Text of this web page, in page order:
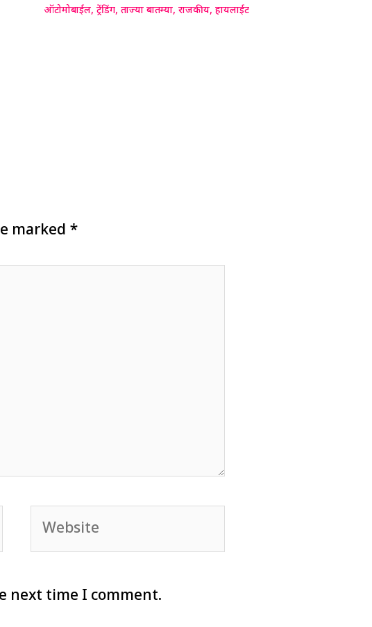
ऑटोमोबाईल,ट्रेंडिंग,ताज्या बातम्या,राजकीय,हायलाईट
marked *
Website
next time I comment.